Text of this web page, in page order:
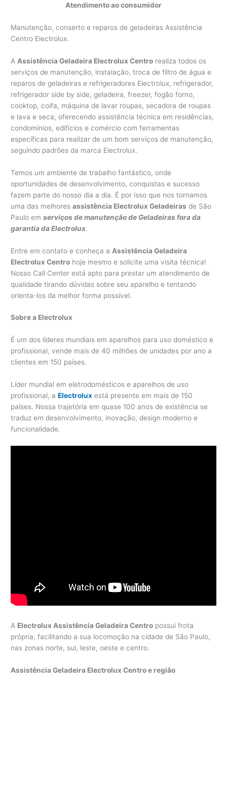
Atendimento ao consumidor
Manutenção, conserto e reparos de geladeiras Assistência
Centro Electrolux.
A Assistência Geladeira Electrolux Centro realiza todos os
serviços de manutenção, instalação, troca de filtro de água e
reparos de geladeiras e refrigeradores Electrolux, refrigerador,
refrigerador side by side, geladeira, freezer, fogão forno,
cooktop, coifa, máquina de lavar roupas, secadora de roupas
e lava e seca, oferecendo assistência técnica em residências,
condomínios, edifícios e comércio com ferramentas
específicas para realizar de um bom serviços de manutenção,
seguindo padrões da marca Electrolux.
Temos um ambiente de trabalho fantástico, onde
oportunidades de desenvolvimento, conquistas e sucesso
fazem parte do nosso dia a dia. É por isso que nos tornamos
uma das melhoresassistência Electrolux Geladeiras de São
Paulo emserviços de manutenção de Geladeiras fora da
garantia da Electrolux.
Entre em contato e conheça a Assistência Geladeira
Electrolux Centro hoje mesmo e solicite uma visita técnica!
Nosso Call Center está apto para prestar um atendimento de
qualidade tirando dúvidas sobre seu aparelho e tentando
orienta-los da melhor forma possível.
Sobre a Electrolux
É um dos líderes mundiais em aparelhos para uso doméstico e
profissional, vende mais de 40 milhões de unidades por ano a
clientes em 150 países.
Líder mundial em eletrodomésticos e aparelhos de uso
profissional, aElectrolux está presente em mais de 150
países. Nossa trajetória em quase 100 anos de existência se
traduz em desenvolvimento, inovação, design moderno e
funcionalidade.
A Electrolux Assistência Geladeira Centro possui frota
própria, facilitando a sua locomoção na cidade de São Paulo,
nas zonas norte, sul, leste, oeste e centro.
Assistência Geladeira Electrolux Centro e região